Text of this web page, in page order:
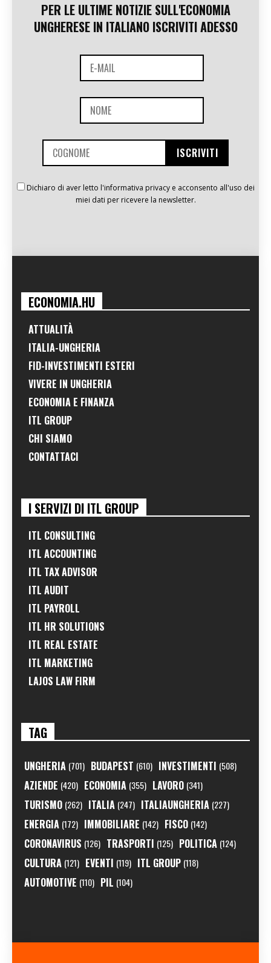
PER LE ULTIME NOTIZIE SULL'ECONOMIA
UNGHERESE IN ITALIANO ISCRIVITI ADESSO
Dichiaro di aver letto l'informativa privacy e acconsento all'uso dei
miei dati per ricevere la newsletter.
ECONOMIA.HU
ATTUALITÀ
ITALIA-UNGHERIA
FID-INVESTIMENTI ESTERI
VIVERE IN UNGHERIA
ECONOMIA E FINANZA
ITL GROUP
CHI SIAMO
CONTATTACI
I SERVIZI DI ITL GROUP
ITL CONSULTING
ITL ACCOUNTING
ITL TAX ADVISOR
ITL AUDIT
ITL PAYROLL
ITL HR SOLUTIONS
ITL REAL ESTATE
ITL MARKETING
LAJOS LAW FIRM
TAG
UNGHERIA (701) BUDAPEST (610) INVESTIMENTI (508)
AZIENDE (420) ECONOMIA (355) LAVORO (341)
TURISMO (262) ITALIA (247) ITALIAUNGHERIA (227)
ENERGIA (172) IMMOBILIARE (142) FISCO (142)
CORONAVIRUS (126) TRASPORTI (125) POLITICA (124)
CULTURA (121) EVENTI (119) ITL GROUP (118)
AUTOMOTIVE (110) PIL (104)